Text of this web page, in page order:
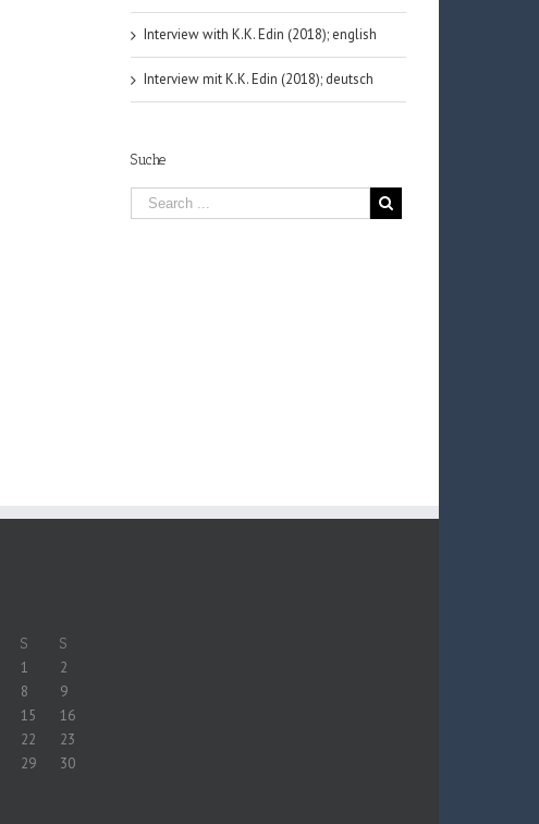
Interview with K.K. Edin (2018); english
Interview mit K.K. Edin (2018); deutsch
Suche
S S
1
2
8
9
15
16
22
23
29
30